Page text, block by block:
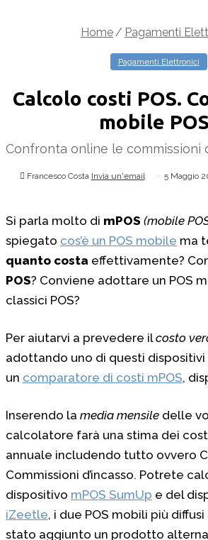
Home/ Pagamenti
Pagamenti Elettronici
Calcolo costi POS.
mobile
Confronta online le commissioni
Francesco Costa Invia un'email 5 Maggio
Si parla molto di mPOS (mobile
spiegato cos’è un POS mobile ma
quanto costa effettivamente?
POS? Conviene adottare un POS
classici POS?
Per aiutarvi a prevedere ilcosto
adottando uno di questi
un comparatore di costi mPOS,
Inserendo la media mensile delle
calcolatore farà una stima dei
annuale includendo tutto ovvero
Commissioni d’incasso. Potrete
dispositivo mPOS SumUp e del
iZeetle, i due POS mobili più
stato aggiunto un prodotto